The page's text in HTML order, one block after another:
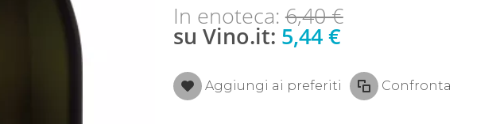
In enoteca:6,40 €
su Vino.it: 5,44 €
Aggiungi ai preferiti Confronta